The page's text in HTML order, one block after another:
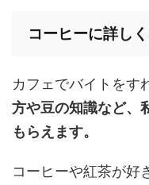
コーヒーに詳し
カフェでバイトをす
方や豆の知識など、
もらえます。
コーヒーや紅茶が好